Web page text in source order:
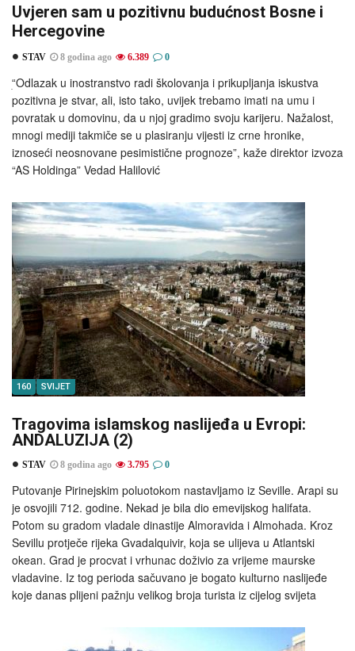
Uvjeren sam u pozitivnu budućnost Bosne i
Hercegovine
STAV 8 godina ago 6.389 0
“ׅOdlazak u inostranstvo radi školovanja i prikupljanja iskustva
pozitivna je stvar, ali, isto tako, uvijek trebamo imati na umu i
povratak u domovinu, da u njoj gradimo svoju karijeru. Nažalost,
mnogi mediji takmiče se u plasiranju vijesti iz crne hronike,
iznoseći neosnovane pesimistične prognoze”, kaže direktor izvoza
“AS Holdinga” Vedad Halilović
160 SVIJET
Tragovima islamskog naslijeđa u Evropi:
ANDALUZIJA (2)
STAV 8 godina ago 3.795 0
Putovanje Pirinejskim poluotokom nastavljamo iz Seville. Arapi su
je osvojili 712. godine. Nekad je bila dio emevijskog halifata.
Potom su gradom vladale dinastije Almoravida i Almohada. Kroz
Sevillu protječe rijeka Gvadalquivir, koja se ulijeva u Atlantski
okean. Grad je procvat i vrhunac doživio za vrijeme maurske
vladavine. Iz tog perioda sačuvano je bogato kulturno naslijeđe
koje danas plijeni pažnju velikog broja turista iz cijelog svijeta